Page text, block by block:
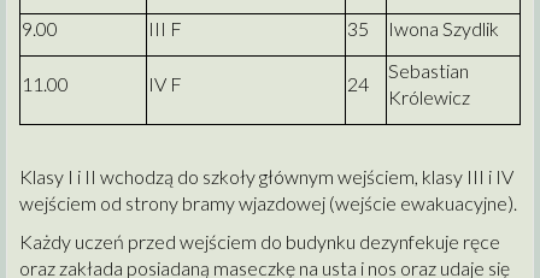
9.00
III F 35 Iwona Szydlik
11.00 IV F 24
Sebastian
Królewicz
Klasy I i II wchodzą do szkoły głównym wejściem, klasy III i IV
wejściem od strony bramy wjazdowej (wejście ewakuacyjne).
Każdy uczeń przed wejściem do budynku dezynfekuje ręce
oraz zakłada posiadaną maseczkę na usta i nos oraz udaje się